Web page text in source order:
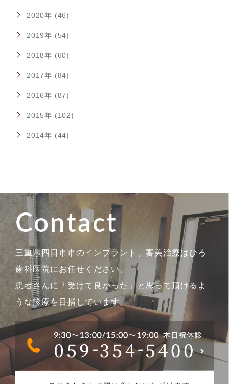
2020年 (46)
2019年 (54)
2018年 (60)
2017年 (84)
2016年 (87)
2015年 (102)
2014年 (44)
Contact
三重県四日市市のインプラント、審美治療はひろ
歯科医院にお任せください。
患者さんに「受けて良かった」と思って頂けるよ
うな診療を目指しています。